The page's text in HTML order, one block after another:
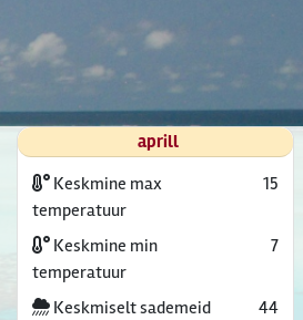
aprill
Keskmine max
temperatuur
15
Keskmine min
temperatuur
7
Keskmiselt sademeid
44